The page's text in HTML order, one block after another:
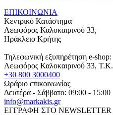
ΕΠΙΚΟΙΝΩΝΙΑ
Κεντρικό Κατάστημα
Λεωφόρος Καλοκαιρινού 33,
Ηράκλειο Κρήτης
Τηλεφωνική εξυπηρέτηση e-shop:
Λεωφόρος Καλοκαιρινού 33, T.K.
+30 800 3000400
Ωράριο επικοινωνίας
Δευτέρα - Σάββατο: 09:00 - 15:00
info@markakis.gr
ΕΓΓΡΑΦΗ ΣΤΟ NEWSLETTER